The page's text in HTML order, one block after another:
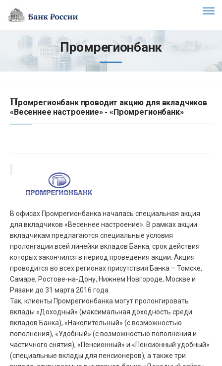
Промрегионбанк
Промрегионбанк проводит акцию для вкладчиков
«Весеннее настроение» - «Промрегионбанк»
В офисах Промрегионбанка началась специальная акция
для вкладчиков «Весеннее настроение». В рамках акции
вкладчикам предлагаются специальные условия
пролонгации всей линейки вкладов Банка, срок действия
которых закончился в период проведения акции. Акция
проводится во всех регионах присутствия Банка – Томске,
Самаре, Ростове-на-Дону, Нижнем Новгороде, Москве и
Рязани до 31 марта 2016 года.
Так, клиенты Промрегионбанка могут пролонгировать
вклады «Доходный» (максимальная доходность среди
вкладов Банка), «Накопительный» (с возможностью
пополнения), «Удобный» (с возможностью пополнения и
частичного снятия), «Пенсионный» и «Пенсионный удобный»
(специальные вклады для пенсионеров), а также три